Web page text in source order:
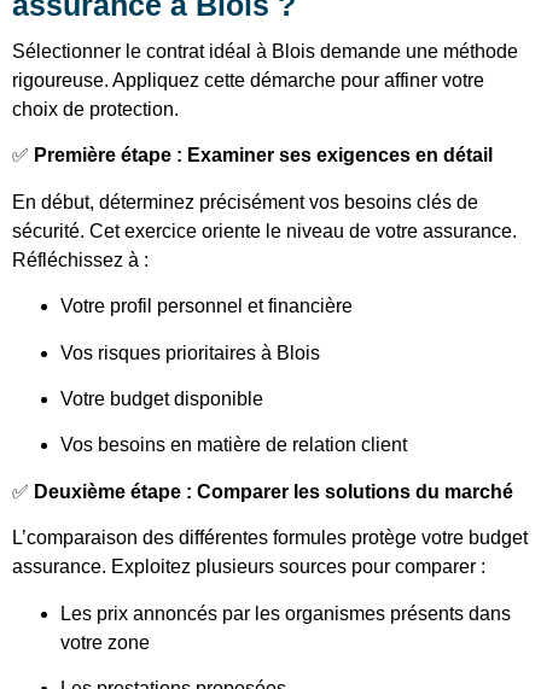
Sélectionner le contrat idéal à Blois demande une méthode
rigoureuse. Appliquez cette démarche pour affiner votre
choix de protection.
✅ Première étape : Examiner ses exigences en détail
En début, déterminez précisément vos besoins clés de
sécurité. Cet exercice oriente le niveau de votre assurance.
Réfléchissez à :
Votre profil personnel et financière
Vos risques prioritaires à Blois
Votre budget disponible
Vos besoins en matière de relation client
✅ Deuxième étape : Comparer les solutions du marché
L’comparaison des différentes formules protège votre budget
assurance. Exploitez plusieurs sources pour comparer :
Les prix annoncés par les organismes présents dans
votre zone